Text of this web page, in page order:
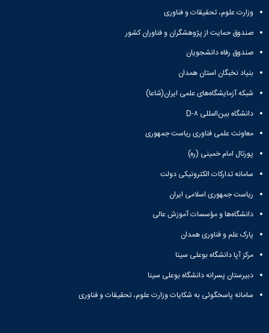
وزارت علوم، تحقیقات و فناوری
صندوق حمایت از پژوهشگران و فناوران کشور
صندوق رفاه دانشجویان
بنیاد نخبگان استان همدان
شبکه آزمایشگاه‌های علمی ایران(شاعا)
دانشگاه بین‌المللی D-۸
معاونت علمی فناوری ریاست جمهوری
پورتال امام خمینی (ره)
سامانه تدارکات الکترونیکی دولت
ریاست جمهوری اسلامی ایران
دانشگاه‌ها و مؤسسات آموزش عالی
پارک علم و فناوری همدان
مرکز آپا دانشگاه بوعلی سینا
دبیرستان پسرانه دانشگاه بوعلی سینا
سامانه پاسخگوئی به شکایات وزارت علوم، تحقیقات و فناوری